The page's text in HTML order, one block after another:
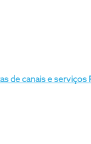
de canais e serviços